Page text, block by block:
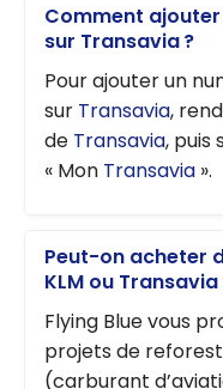
Comment ajouter
sur Transavia ?
Pour ajouter un
sur Transavia,
de Transavia, puis
« Mon Transavia ».
Peut-on acheter
KLM ou Transavia
Flying Blue vous
projets de
(carburant